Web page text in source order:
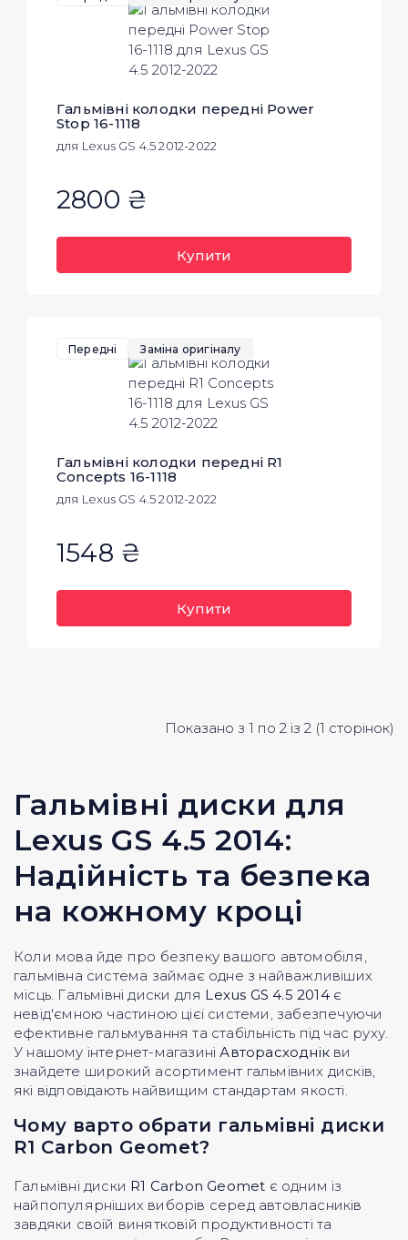
Гальмівні колодки передні Power
Stop 16-1118
для Lexus GS 4.5 2012-2022
2800 ₴
Купити
Передні Заміна оригіналу
Гальмівні колодки передні R1
Concepts 16-1118
для Lexus GS 4.5 2012-2022
1548 ₴
Купити
Показано з 1 по 2 із 2 (1 сторінок)
Гальмівні диски для
Lexus GS 4.5 2014:
Надійність та безпека
на кожному кроці
Коли мова йде про безпеку вашого автомобіля,
гальмівна система займає одне з найважливіших
місць. Гальмівні диски для Lexus GS 4.5 2014є
невід'ємною частиною цієї системи, забезпечуючи
ефективне гальмування та стабільність під час руху.
У нашому інтернет-магазиніАвторасходнік ви
знайдете широкий асортимент гальмівних дисків,
які відповідають найвищим стандартам якості.
Чому варто обрати гальмівні диски
R1 Carbon Geomet?
Гальмівні диски R1 Carbon Geomet є одним із
найпопулярніших виборів серед автовласників
завдяки своїй винятковій продуктивності та